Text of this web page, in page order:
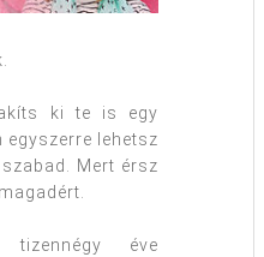
ki te is egy
egyszerre lehetsz
Mert érsz
tizennégy éve